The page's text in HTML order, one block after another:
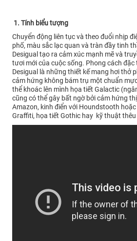
1. Tính biểu tượng
Chuyển động liên tục và theo đuổi nhịp
phố, màu sắc lạc quan và tràn đầy tinh
Desigual tạo ra cảm xúc mạnh mẽ và
tươi mới của cuộc sống. Phong cách
Desigual là những thiết kế mang hơi thở
cảm hứng không bám trụ một chuẩn
thể khoác lên mình họa tiết Galactic
cũng có thể gây bất ngờ bởi cảm hứng
Amazon, kinh điển với Houndstooth
Graffiti, họa tiết Gothic hay kỹ thuật